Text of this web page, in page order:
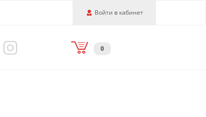
Войти в кабинет
0